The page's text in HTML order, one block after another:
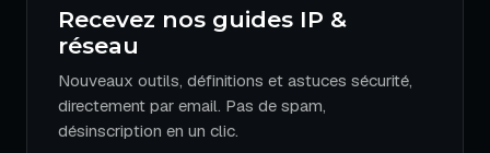
Recevez nos guides IP &
réseau
Nouveaux outils, définitions et astuces sécurité,
directement par email. Pas de spam,
désinscription en un clic.